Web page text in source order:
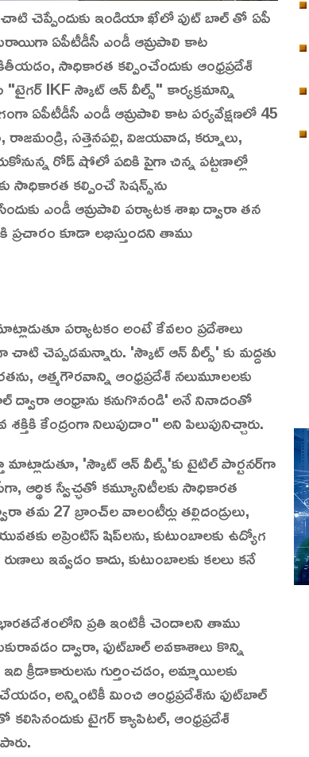
చాటి చెప్పేందుకు ఇండియా ఖేలో పుట్ బాల్ తో ఏపీ
ఏపీటీడీసీ ఎండీ ఆమ్రపాలి కాట
సాధికారత కల్పించేందుకు ఆంధ్రప్రదేశ్
IKF స్కౌట్ ఆన్ వీల్స్" కార్యక్రమాన్ని
ఏపీటీడీసీ ఎండీ ఆమ్రపాలి కాట పర్యవేక్షణలో 45
సత్తెనపల్లి, విజయవాడ, కర్నూలు,
రోడ్ షోలో పదికి పైగా చిన్న పట్టణాల్లో
సాధికారత కల్పించే సెషన్స్‌ను
ఎండీ ఆమ్రపాలి పర్యాటక శాఖ ద్వారా తన
కూడా లభిస్తుందని తాము
పర్యాటకం అంటే కేవలం ప్రదేశాలు
చెప్పడమన్నారు. 'స్కౌట్ ఆన్ వీల్స్' కు మద్దతు
ఆత్మగౌరవాన్ని ఆంధ్రప్రదేశ్ నలుమూలలకు
ద్వారా ఆంధ్రాను కనుగొనండి' అనే నినాదంతో
కేంద్రంగా నిలుపుదాం" అని పిలుపునిచ్చారు.
మాట్లాడుతూ, 'స్కౌట్ ఆన్ వీల్స్'కు టైటిల్ పార్టనర్‌గా
ఆర్థిక స్వేచ్ఛతో కమ్యూనిటీలకు సాధికారత
27 బ్రాంచ్‌ల వాలంటీర్లు తల్లిదండ్రులు,
అప్రెంటిస్‌ షిప్‌లను, కుటుంబాలకు ఉద్యోగ
ఇవ్వడం కాదు, కుటుంబాలకు కలలు కనే
భారతదేశంలోని ప్రతి ఇంటికీ చెందాలని తాము
ద్వారా, ఫుట్‌బాల్ అవకాశాలు కొన్ని
క్రీడాకారులను గుర్తించడం, అమ్మాయిలకు
అన్నింటికీ మించి ఆంధ్రప్రదేశ్‌ను ఫుట్‌బాల్
టైగర్ క్యాపిటల్, ఆంధ్రప్రదేశ్